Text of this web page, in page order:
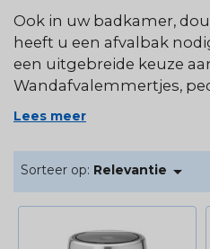
Ook in uw badkamer,
heeft u een afvalbak
een uitgebreide keuze
Wandafvalemmertjes,
hygiënebakken. Op zoek
onze webshop
Lees meer
Sorteer op: Relevantie 